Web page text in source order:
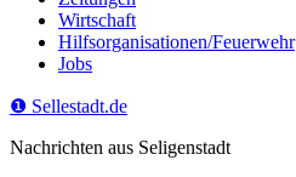
Wirtschaft
Hilfsorganisationen/Feuerwehr
Jobs
❶ Sellestadt.de
Nachrichten aus Seligenstadt